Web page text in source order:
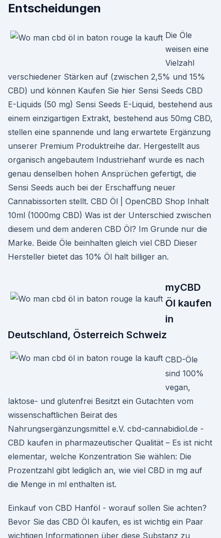
Entscheidungen
Die Öle
weisen eine
Vielzahl
verschiedener Stärken auf (zwischen 2,5% und 15%
CBD) und können Kaufen Sie hier Sensi Seeds CBD
E-Liquids (50 mg) Sensi Seeds E-Liquid, bestehend aus
einem einzigartigen Extrakt, bestehend aus 50mg CBD,
stellen eine spannende und lang erwartete Ergänzung
unserer Premium Produktreihe dar. Hergestellt aus
organisch angebautem Industriehanf wurde es nach
genau denselben hohen Ansprüchen gefertigt, die
Sensi Seeds auch bei der Erschaffung neuer
Cannabissorten stellt. CBD Öl | OpenCBD Shop Inhalt
10ml (1000mg CBD) Was ist der Unterschied zwischen
diesem und dem anderen CBD Öl? Im Grunde nur die
Marke. Beide Öle beinhalten gleich viel CBD Dieser
Hersteller bietet das 10% Öl halt billiger an.
myCBD
Öl kaufen
in
Deutschland, Österreich Schweiz
CBD-Öle
sind 100%
vegan,
laktose- und glutenfrei Besitzt ein Gutachten vom
wissenschaftlichen Beirat des
Nahrungsergänzungsmittel e.V. cbd-cannabidiol.de -
CBD kaufen in pharmazeutischer Qualität – Es ist nicht
elementar, welche Konzentration Sie wählen: Die
Prozentzahl gibt lediglich an, wie viel CBD in mg auf
die Menge in ml enthalten ist.
Einkauf von CBD Hanföl - worauf sollen Sie achten?
Bevor Sie das CBD Öl kaufen, es ist wichtig ein Paar
wichtigen Informationen über diese Substanz zu